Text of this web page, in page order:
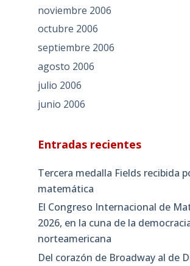
noviembre 2006
octubre 2006
septiembre 2006
agosto 2006
julio 2006
junio 2006
Entradas recientes
Tercera medalla Fields recibida
matemática
El Congreso Internacional de
2026, en la cuna de la
norteamericana
Del corazón de Broadway al de